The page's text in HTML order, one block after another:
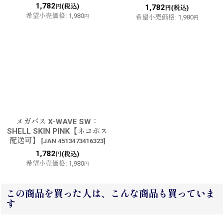
1,782 円(税込)
希望小売価格: 1,980円
1,782 円(税込)
希望小売価格: 1,980円
メガバス X-WAVE SW：
SHELL SKIN PINK【ネコポス
配送可】
[JAN 4513473416323]
1,782 円(税込)
希望小売価格: 1,980円
この商品を買った人は、こんな商品も買っていま
す